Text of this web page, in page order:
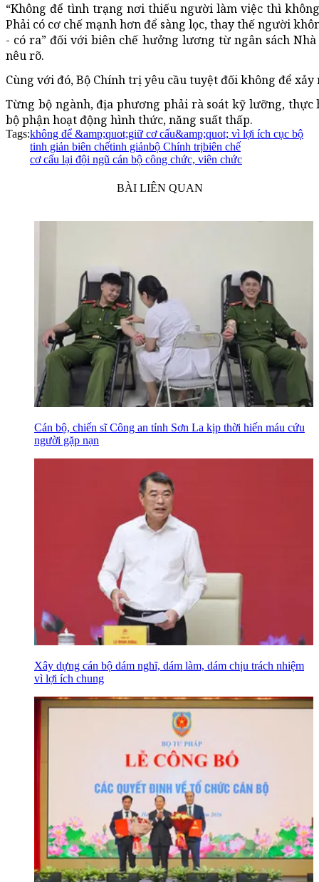
“Không để tình trạng nơi thiếu người làm việc thì
Phải có cơ chế mạnh hơn để sàng lọc, thay thế người
- có ra” đối với biên chế hưởng lương từ ngân sách
nêu rõ.
Cùng với đó, Bộ Chính trị yêu cầu tuyệt đối không để
Từng bộ ngành, địa phương phải rà soát kỹ lưỡng,
bộ phận hoạt động hình thức, năng suất thấp.
Tags:không để &amp;quot;giữ cơ cấu&amp;quot; vì lợi ích cục bộ
tinh giản biên chếtinh giảnbộ Chính trịbiên chế
cơ cấu lại đội ngũ cán bộ công chức, viên chức
BÀI LIÊN QUAN
Cán bộ, chiến sĩ Công an tỉnh Sơn La kịp thời hiến máu cứu
người gặp nạn
Xây dựng cán bộ dám nghĩ, dám làm, dám chịu trách nhiệm
vì lợi ích chung